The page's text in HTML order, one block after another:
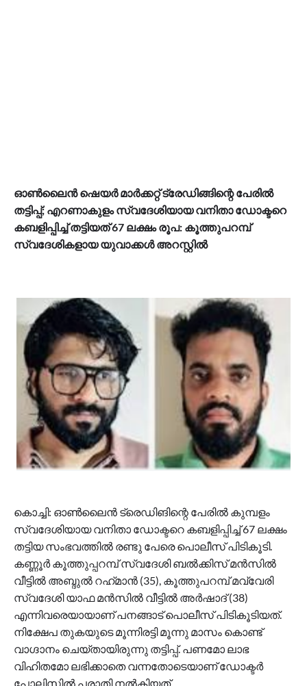
ഓണ്‍ലൈന്‍ ഷെയര്‍ മാര്‍ക്കറ്റ് ട്രേഡിങ്ങിന്റെ പേരില്‍
തട്ടിപ്പ്; എറണാകുളം സ്വദേശിയായ വനിതാ ഡോക്ടറെ
കബളിപ്പിച്ച് തട്ടിയത് 67 ലക്ഷം രൂപ: കൂത്തുപറമ്പ്
സ്വദേശികളായ യുവാക്കള്‍ അറസ്റ്റില്‍
കൊച്ചി: ഓണ്‍ലൈന്‍ ട്രെഡിങിന്റെ പേരില്‍ കുമ്പളം
സ്വദേശിയായ വനിതാ ഡോക്ടറെ കബളിപ്പിച്ച് 67 ലക്ഷം
തട്ടിയ സംഭവത്തില്‍ രണ്ടു പേരെ പൊലീസ് പിടികൂടി.
കണ്ണൂര്‍ കൂത്തുപ്പറമ്പ് സ്വദേശി ബല്‍ക്കിസ് മന്‍സില്‍
വീട്ടില്‍ അബ്ദുല്‍ റഹ്‌മാന്‍ (35), കൂത്തുപറമ്പ് മവ്വേരി
സ്വദേശി യാഫ മന്‍സില്‍ വീട്ടില്‍ അര്‍ഷാദ് (38)
എന്നിവരെയായാണ് പനങ്ങാട് പൊലീസ് പിടികൂടിയത്.
നിക്ഷേപ തുകയുടെ മൂന്നിരട്ടി മൂന്നു മാസം കൊണ്ട്
വാഗ്ദാനം ചെയ്തായിരുന്നു തട്ടിപ്പ്. പണമോ ലാഭ
വിഹിതമോ ലഭിക്കാതെ വന്നതോടെയാണ് ഡോക്ടര്‍
പോലിസില്‍ പരാതി നല്‍കിയത്.